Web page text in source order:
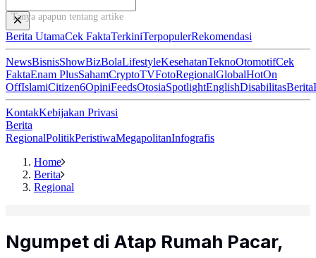
Tanya apapun tentang artikel ini...
Berita UtamaCek FaktaTerkiniTerpopulerRekomendasi
NewsBisnisShowBizBolaLifestyleKesehatanTeknoOtomotifCek
FaktaEnam PlusSahamCryptoTVFotoRegionalGlobalHotOn
OffIslamiCitizen6OpiniFeedsOtosiaSpotlightEnglishDisabilitasBerita
KontakKebijakan Privasi
Berita
RegionalPolitikPeristiwaMegapolitanInfografis
Home
Berita
Regional
Ngumpet di Atap Rumah Pacar,